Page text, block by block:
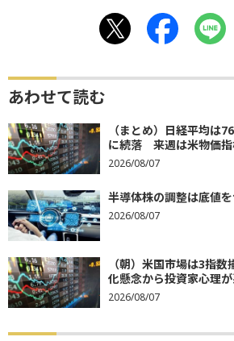
あわせて読む
（まとめ）日経平均は
に続落 来週は米物価指
2026/08/07
半導体株の調整は底値
2026/08/07
（朝）米国市場は3指
化懸念から投資家心理
2026/08/07